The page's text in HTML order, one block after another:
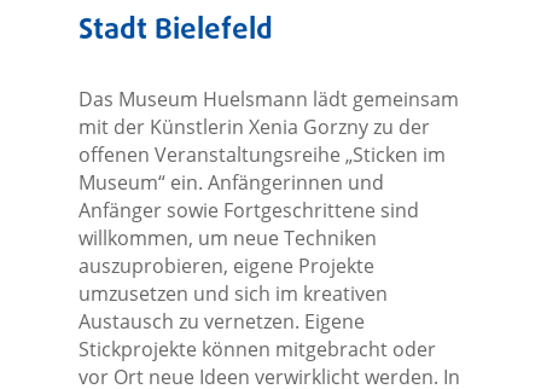
Stadt Bielefeld
Das Museum Huelsmann lädt gemeinsam
mit der Künstlerin Xenia Gorzny zu der
offenen Veranstaltungsreihe „Sticken im
Museum“ ein. Anfängerinnen und
Anfänger sowie Fortgeschrittene sind
willkommen, um neue Techniken
auszuprobieren, eigene Projekte
umzusetzen und sich im kreativen
Austausch zu vernetzen. Eigene
Stickprojekte können mitgebracht oder
vor Ort neue Ideen verwirklicht werden. In